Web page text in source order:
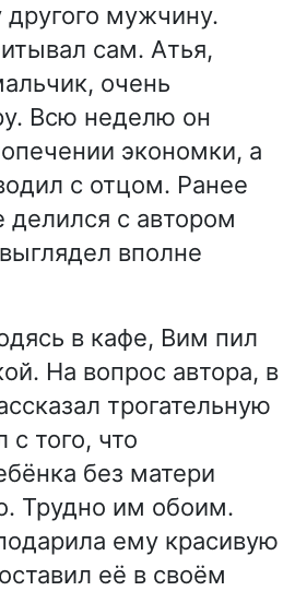
мужчину.
сам. Атья,
очень
Всю неделю он
экономки, а
с отцом. Ранее
делился с автором
вполне
в кафе, Вим пил
На вопрос автора, в
трогательную
того, что
без матери
Трудно им обоим.
ему красивую
её в своём